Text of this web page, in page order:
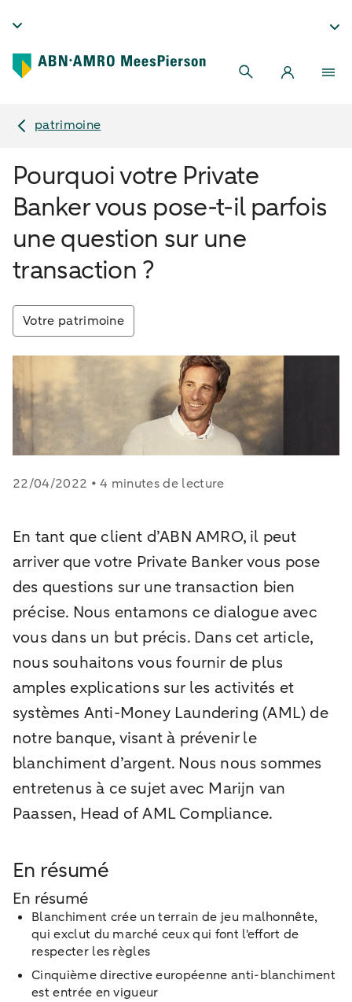
patrimoine
Pourquoi votre Private
Banker vous pose-t-il parfois
une question sur une
transaction ?
Votre patrimoine
22/04/2022 • 4 minutes de lecture
En tant que client d’ABN AMRO, il peut
arriver que votre Private Banker vous pose
des questions sur une transaction bien
précise. Nous entamons ce dialogue avec
vous dans un but précis. Dans cet article,
nous souhaitons vous fournir de plus
amples explications sur les activités et
systèmes Anti-Money Laundering (AML) de
notre banque, visant à prévenir le
blanchiment d’argent. Nous nous sommes
entretenus à ce sujet avec Marijn van
Paassen, Head of AML Compliance.
En résumé
En résumé
Blanchiment crée un terrain de jeu malhonnête,
qui exclut du marché ceux qui font l'effort de
respecter les règles
Cinquième directive européenne anti-blanchiment
est entrée en vigueur